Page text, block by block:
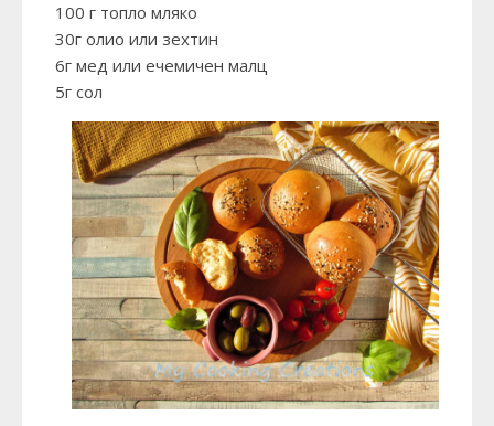
100 г топло мляко
30г олио или зехтин
6г мед или ечемичен малц
5г сол